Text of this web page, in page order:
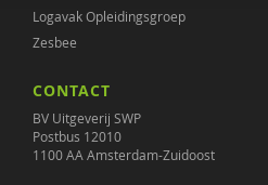
Logavak Opleidingsgroep
Zesbee
CONTACT
BV Uitgeverij SWP
Postbus 12010
1100 AA Amsterdam-Zuidoost